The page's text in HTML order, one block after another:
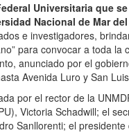
Universitaria que
Nacional de Mar
e investigadores,
para convocar a toda
anunciado por el
Avenida Luro y San
por el rector de la
Victoria Schadwill; el
Sanllorenti; el